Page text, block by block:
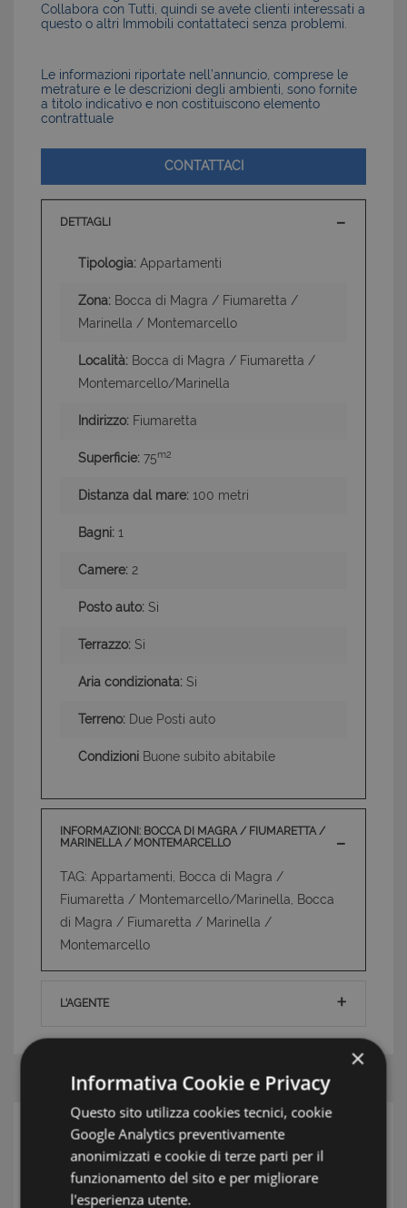
Collabora con Tutti, quindi se avete clienti interessati a
questo o altri Immobili contattateci senza problemi.
Le informazioni riportate nell’annuncio, comprese le
metrature e le descrizioni degli ambienti, sono fornite
a titolo indicativo e non costituiscono elemento
contrattuale
CONTATTACI
DETTAGLI
Tipologia: Appartamenti
Zona: Bocca di Magra / Fiumaretta /
Marinella / Montemarcello
Località: Bocca di Magra / Fiumaretta /
Montemarcello/Marinella
Indirizzo: Fiumaretta
Superficie: 75m2
Distanza dal mare: 100 metri
Bagni: 1
Camere: 2
Posto auto: Si
Terrazzo: Si
Aria condizionata: Si
Terreno: Due Posti auto
Condizioni Buone subito abitabile
INFORMAZIONI: BOCCA DI MAGRA / FIUMARETTA /
MARINELLA / MONTEMARCELLO
TAG: Appartamenti, Bocca di Magra /
Fiumaretta / Montemarcello/Marinella, Bocca
di Magra / Fiumaretta / Marinella /
Montemarcello
L'AGENTE
RICERCA
×
Informativa Cookie e Privacy
Questo sito utilizza cookies tecnici, cookie
Google Analytics preventivamente
anonimizzati e cookie di terze parti per il
funzionamento del sito e per migliorare
l'esperienza utente.